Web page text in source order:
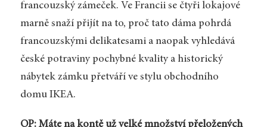
francouzský zámeček. Ve Francii se čtyři lokajové
marně snaží přijít na to, proč tato dáma pohrdá
francouzskými delikatesami a naopak vyhledává
české potraviny pochybné kvality a historický
nábytek zámku přetváří ve stylu obchodního
domu IKEA.
OP: Máte na kontě už velké množství přeložených